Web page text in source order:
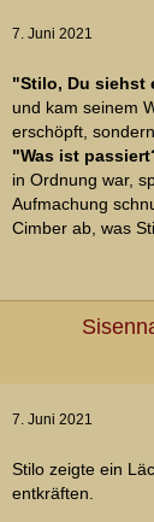
7. Juni 2021
"Stilo, Du siehst
und kam seinem
erschöpft,
"Was ist
in Ordnung war,
Aufmachung
Cimber ab, was
7. Juni 2021
Stilo zeigte ein
entkräften.